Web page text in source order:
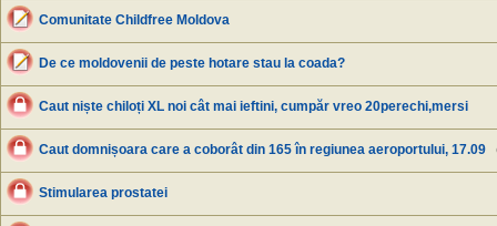
Comunitate Childfree Moldova
De ce moldovenii de peste hotare stau la coada?
Caut niște chiloți XL noi cât mai ieftini, cumpăr vreo 20perechi,mersi
Caut domnișoara care a coborât din 165 în regiunea aeroportului, 17.09
Stimularea prostatei